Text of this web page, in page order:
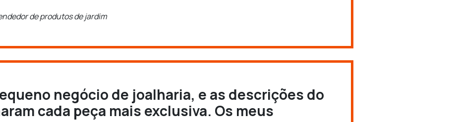
de produtos de jardim
negócio de joalharia, e as descrições do
cada peça mais exclusiva. Os meus